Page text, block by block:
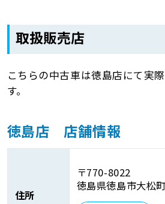
取扱販売店
こちらの中古車は徳島店にて実
す。
徳島店 店舗情報
住所
〒770-8022
徳島県徳島市大松